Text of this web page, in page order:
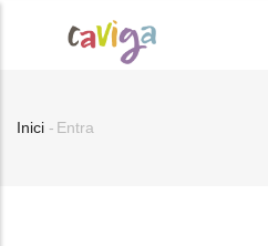
Inici - Entra